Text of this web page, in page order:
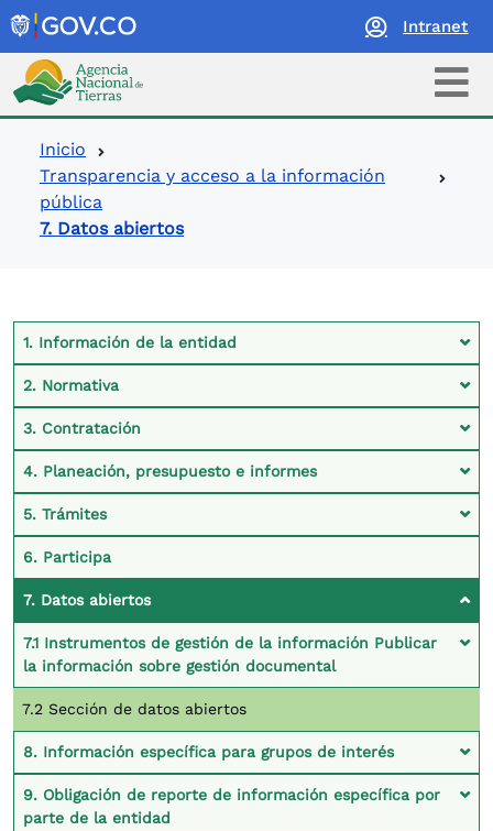
Intranet
Logo Agencia Nacional de Tierras
Ruta de navegación
Inicio
Transparencia y acceso a la información
pública
7. Datos abiertos
Contexto Ley de Transparencia
1. Información de la entidad
2. Normativa
3. Contratación
4. Planeación, presupuesto e informes
5. Trámites
6. Participa
7. Datos abiertos
7.1 Instrumentos de gestión de la información Publicar
la información sobre gestión documental
7.2 Sección de datos abiertos
8. Información específica para grupos de interés
9. Obligación de reporte de información específica por
parte de la entidad